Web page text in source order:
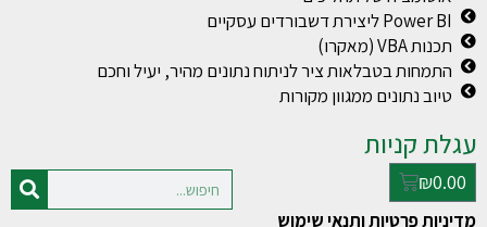
Power BI ליצירת דשבורדים עסקיים
תכנות VBA (מאקרו)
התמחות בטבלאות ציר לניתוח נתונים מהיר, יעיל וחכם
טיוב נתונים ממגוון מקורות
עגלת קניות
₪0.00
מדיניות פרטיות ותנאי שימוש